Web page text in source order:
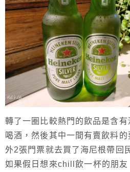
轉了一圈比較熱門的飲品是含
喝酒，然後其中一間有賣飲料
外2張門票就去買了海尼根帶回
如果假日想來chill飲一杯的朋友